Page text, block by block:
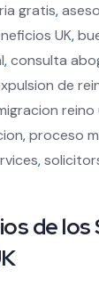
gratis,
UK,
,consulta
de
reino
,proceso
,
de